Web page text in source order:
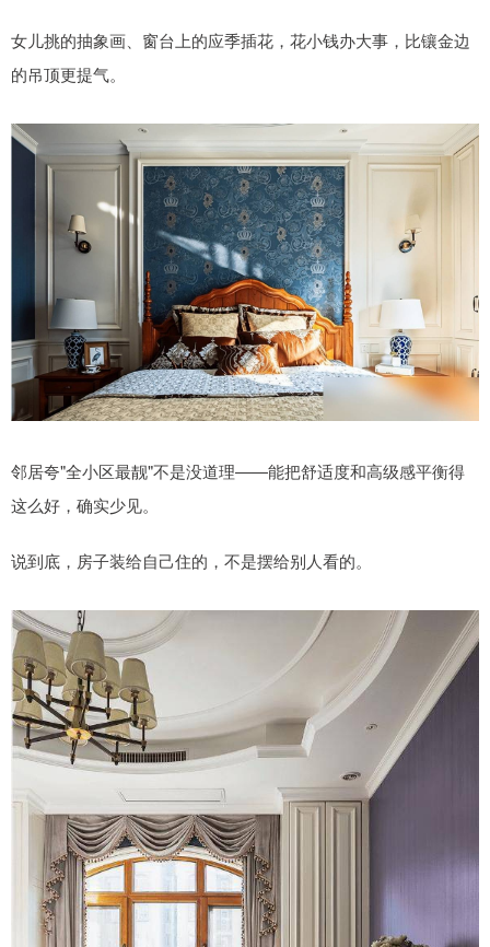
女儿挑的抽象画、窗台上的应季插花，花小钱办大事，比镶金边
的吊顶更提气。
邻居夸"全小区最靓"不是没道理——能把舒适度和高级感平衡得
这么好，确实少见。
说到底，房子装给自己住的，不是摆给别人看的。